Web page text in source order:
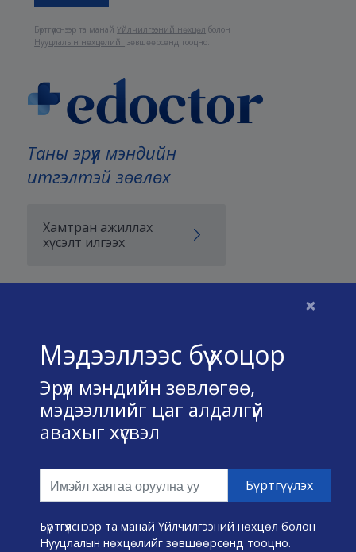
×
Мэдээллээс бүү хоцор
Эрүүл мэндийн зөвлөгөө,
мэдээллийг цаг алдалгүй
авахыг хүсвэл
Бүртгүүлснээр та манай Үйлчилгээний нөхцөл болон
Нууцлалын нөхцөлийг зөвшөөрсөнд тооцно.
Таны эрүүл мэндийн
итгэлтэй зөвлөх
Хамтран ажиллах
хүсэлт илгээх
Үйлчилгээний нөхцөл
Нууц хадгалах тухай
Холбоо барих
Өвчин А-Я
Эмнэлэг хайх
Бүртгүүлснээр та манайҮйлчилгээний нөхцөл болон
Нууцлалын нөхцөлийг зөвшөөрсөнд тооцно.